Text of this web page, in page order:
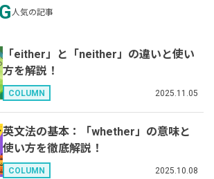
人気の記事
「either」と「neither」の違いと使い
方を解説！
COLUMN 2025.11.05
英文法の基本：「whether」の意味と
使い方を徹底解説！
COLUMN 2025.10.08